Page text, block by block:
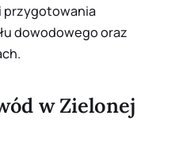
przygotowania
dowodowego oraz
w Zielonej